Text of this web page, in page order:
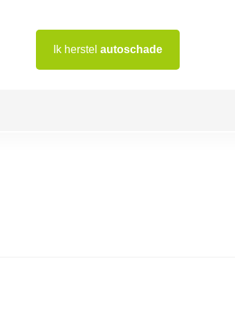
Ik herstel autoschade